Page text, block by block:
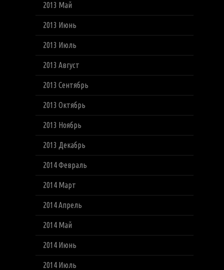
2013 Май
2013 Июнь
2013 Июль
2013 Август
2013 Сентябрь
2013 Октябрь
2013 Ноябрь
2013 Декабрь
2014 Февраль
2014 Март
2014 Апрель
2014 Май
2014 Июнь
2014 Июль